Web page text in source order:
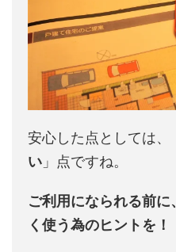
安心した点としては、
い 」点ですね。
ご利用になられる前
く使う為のヒントを！